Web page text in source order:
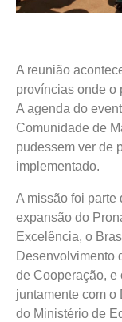
A reunião
províncias onde o
A agenda do
Comunidade de
pudessem ver de
implementado.
A missão foi parte
expansão do
Excelência, o
Desenvolvimento
de Cooperação, e
juntamente com
do Ministério de